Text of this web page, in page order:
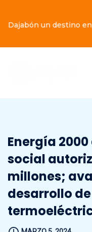
Dajabón un destino
Energía
social
millones;
desarrollo